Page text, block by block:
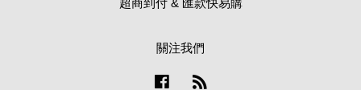
關注我們
Facebook